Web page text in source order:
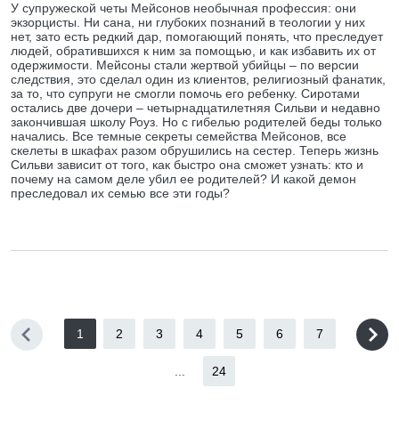
У супружеской четы Мейсонов необычная профессия: они
экзорцисты. Ни сана, ни глубоких познаний в теологии у них
нет, зато есть редкий дар, помогающий понять, что преследует
людей, обратившихся к ним за помощью, и как избавить их от
одержимости. Мейсоны стали жертвой убийцы – по версии
следствия, это сделал один из клиентов, религиозный фанатик,
за то, что супруги не смогли помочь его ребенку. Сиротами
остались две дочери – четырнадцатилетняя Сильви и недавно
закончившая школу Роуз. Но с гибелью родителей беды только
начались. Все темные секреты семейства Мейсонов, все
скелеты в шкафах разом обрушились на сестер. Теперь жизнь
Сильви зависит от того, как быстро она сможет узнать: кто и
почему на самом деле убил ее родителей? И какой демон
преследовал их семью все эти годы?
1 2 3 4 5 6 7
24